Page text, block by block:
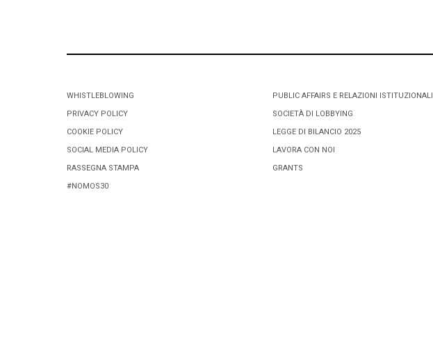
WHISTLEBLOWING
PRIVACY POLICY
COOKIE POLICY
SOCIAL MEDIA POLICY
RASSEGNA STAMPA
#NOMOS30
PUBLIC AFFAIRS E RELAZIONI ISTITUZIONALI
SOCIETÀ DI LOBBYING
LEGGE DI BILANCIO 2025
LAVORA CON NOI
GRANTS